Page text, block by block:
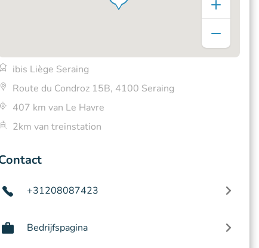
ibis Liège Seraing
Route du Condroz 15B, 4100 Seraing
407 km van Le Havre
2km van treinstation
+31208087423
Bedrijfspagina